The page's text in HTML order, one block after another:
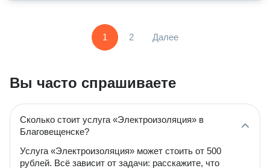
1 2 Далее
Вы часто спрашиваете
Сколько стоит услуга «Электроизоляция» в
Благовещенске?
Услуга «Электроизоляция» может стоить от 500
рублей. Всё зависит от задачи: расскажите, что